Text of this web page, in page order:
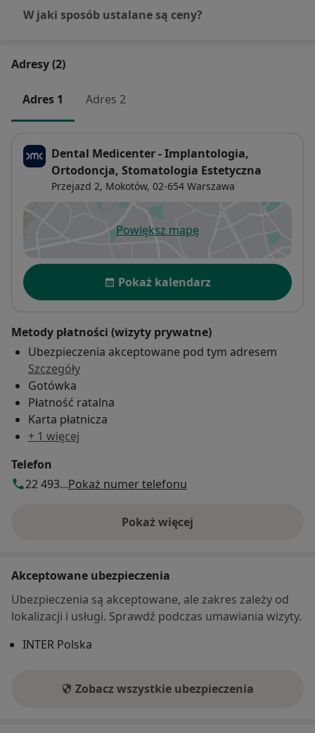
W jaki sposób ustalane są ceny?
Adresy (2)
Adres 1 Adres 2
Dental Medicenter - Implantologia,
Ortodoncja, Stomatologia Estetyczna
Przejazd 2, Mokotów, 02-654 Warszawa
Powiększ mapęotwiera się w nowej karcie
Dostępność
Pokaż kalendarz
Metody płatności (wizyty prywatne)
Ubezpieczenia akceptowane pod tym adresem
Szczegóły
Gotówka
Płatność ratalna
Karta płatnicza
+ 1 więcej
Telefon
22 493...Pokaż numer telefonu
Pokaż więcej
o adresie
Akceptowane ubezpieczenia
Ubezpieczenia są akceptowane, ale zakres zależy od
lokalizacji i usługi. Sprawdź podczas umawiania wizyty.
INTER Polska
Zobacz wszystkie ubezpieczenia